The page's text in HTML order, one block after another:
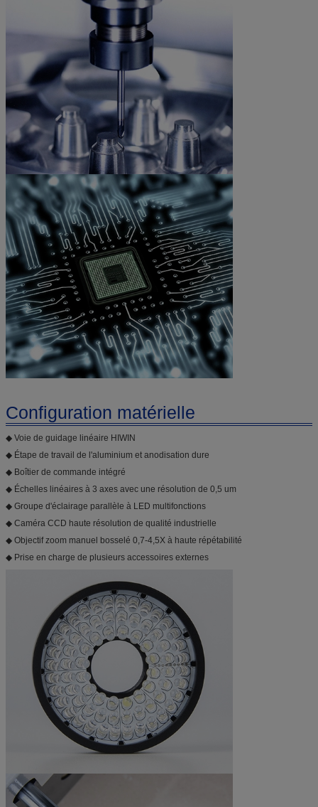
Configuration matérielle
◆ Voie de guidage linéaire HIWIN
◆ Étape de travail de l'aluminium et anodisation dure
◆ Boîtier de commande intégré
◆ Échelles linéaires à 3 axes avec une résolution de 0,5 um
◆ Groupe d'éclairage parallèle à LED multifonctions
◆ Caméra CCD haute résolution de qualité industrielle
◆ Objectif zoom manuel bosselé 0,7-4,5X à haute répétabilité
◆ Prise en charge de plusieurs accessoires externes